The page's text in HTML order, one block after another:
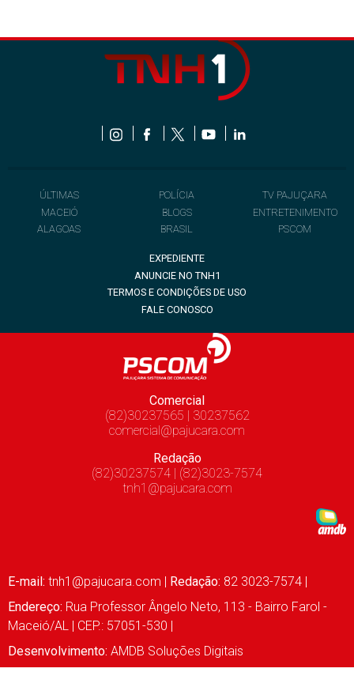
ÚLTIMAS
MACEIÓ
ALAGOAS
POLÍCIA
BLOGS
BRASIL
TV PAJUÇARA
ENTRETENIMENTO
PSCOM
EXPEDIENTE
ANUNCIE NO TNH1
TERMOS E CONDIÇÕES DE USO
FALE CONOSCO
Comercial
(82)30237565 | 30237562
comercial@pajucara.com
Redação
(82)30237574 | (82)3023-7574
tnh1@pajucara.com
E-mail: tnh1@pajucara.com | Redação: 82 3023-7574 |
Endereço: Rua Professor Ângelo Neto, 113 - Bairro Farol -
Maceió/AL | CEP.: 57051-530 |
Desenvolvimento: AMDB Soluções Digitais